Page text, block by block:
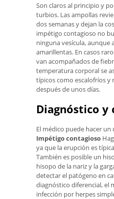
Son claros al principio y
turbios. Las ampollas
dos semanas y dejan la
impétigo contagioso no
ninguna vesícula, aunque
amarillentas. En casos
van acompañados de
temperatura corporal se
típicos como escalofríos y
después de unos días.
Diagnóstico y
El médico puede hacer un
Impétigo contagioso
ya que la erupción es
También es posible un
hisopo de la nariz y la
detectar el patógeno en
diagnóstico diferencial, el
infección por herpes